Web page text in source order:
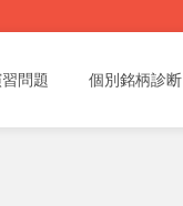
問題 個別銘柄診断